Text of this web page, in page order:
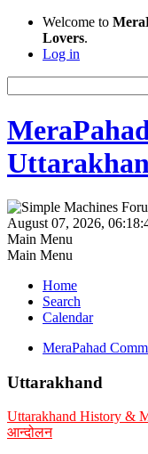
Welcome to
Lovers.
Log in
August 07, 2026,
Main Menu
Main Menu
Home
Search
Calendar
MeraPahad
Uttarakhand
Uttarakhand History &
आन्दोलन